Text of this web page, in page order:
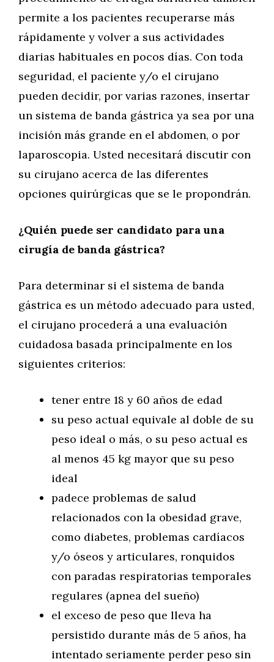
permite a los pacientes recuperarse más
rápidamente y volver a sus actividades
diarias habituales en pocos días. Con toda
seguridad, el paciente y/o el cirujano
pueden decidir, por varias razones, insertar
un sistema de banda gástrica ya sea por una
incisión más grande en el abdomen, o por
laparoscopia. Usted necesitará discutir con
su cirujano acerca de las diferentes
opciones quirúrgicas que se le propondrán.
¿Quién puede ser candidato para una
cirugía de banda gástrica?
Para determinar si el sistema de banda
gástrica es un método adecuado para usted,
el cirujano procederá a una evaluación
cuidadosa basada principalmente en los
siguientes criterios:
tener entre 18 y 60 años de edad
su peso actual equivale al doble de su
peso ideal o más, o su peso actual es
al menos 45 kg mayor que su peso
ideal
padece problemas de salud
relacionados con la obesidad grave,
como diabetes, problemas cardíacos
y/o óseos y articulares, ronquidos
con paradas respiratorias temporales
regulares (apnea del sueño)
el exceso de peso que lleva ha
persistido durante más de 5 años, ha
intentado seriamente perder peso sin